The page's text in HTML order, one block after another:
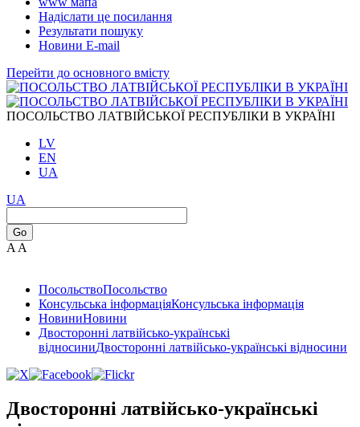
Надіслати це посилання
Результати пошуку
Новини Е-mail
Перейти до основного вмісту
ПОСОЛЬСТВО ЛАТВІЙСЬКОЇ РЕСПУБЛІКИ В УКРАЇНІ
LV
EN
UA
UA
Go
A A
ПосольствоПосольство
Консульська інформаціяКонсульська інформація
НовиниНовини
Двосторонні латвійсько-українські
відносиниДвосторонні латвійсько-українські відносини
Двосторонні латвійсько-українські